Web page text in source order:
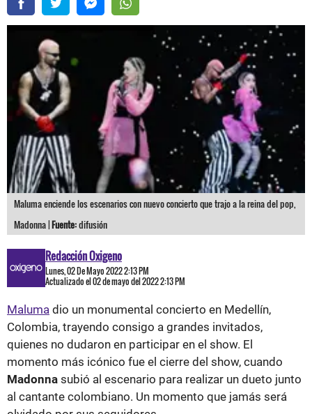
Maluma enciende los escenarios con nuevo concierto que trajo a la reina del pop,
Madonna |Fuente:difusión
Redacción Oxigeno
Lunes, 02 De Mayo 2022 2:13 PM
Actualizado el 02 de mayo del 2022 2:13 PM
Maluma dio un monumental concierto en Medellín,
Colombia, trayendo consigo a grandes invitados,
quienes no dudaron en participar en el show. El
momento más icónico fue el cierre del show, cuando
Madonna subió al escenario para realizar un dueto junto
al cantante colombiano. Un momento que jamás será